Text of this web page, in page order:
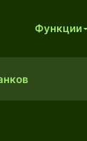
Функции